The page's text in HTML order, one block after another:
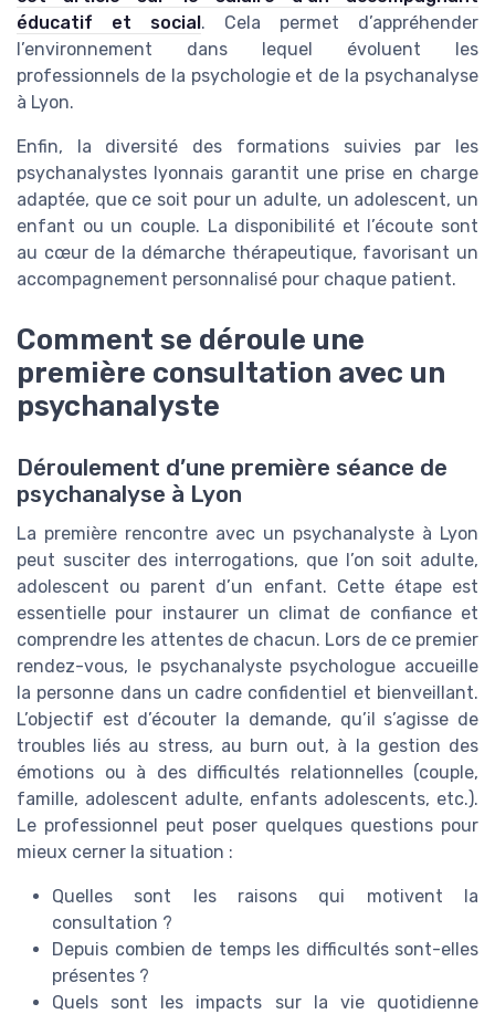
éducatif et social . Cela permet d’appréhender
l’environnement dans lequel évoluent les
professionnels de la psychologie et de la psychanalyse
à Lyon.
Enfin, la diversité des formations suivies par les
psychanalystes lyonnais garantit une prise en charge
adaptée, que ce soit pour un adulte, un adolescent, un
enfant ou un couple. La disponibilité et l’écoute sont
au cœur de la démarche thérapeutique, favorisant un
accompagnement personnalisé pour chaque patient.
Comment se déroule une
première consultation avec un
psychanalyste
Déroulement d’une première séance de
psychanalyse à Lyon
La première rencontre avec un psychanalyste à Lyon
peut susciter des interrogations, que l’on soit adulte,
adolescent ou parent d’un enfant. Cette étape est
essentielle pour instaurer un climat de confiance et
comprendre les attentes de chacun. Lors de ce premier
rendez-vous, le psychanalyste psychologue accueille
la personne dans un cadre confidentiel et bienveillant.
L’objectif est d’écouter la demande, qu’il s’agisse de
troubles liés au stress, au burn out, à la gestion des
émotions ou à des difficultés relationnelles (couple,
famille, adolescent adulte, enfants adolescents, etc.).
Le professionnel peut poser quelques questions pour
mieux cerner la situation :
Quelles sont les raisons qui motivent la
consultation ?
Depuis combien de temps les difficultés sont-elles
présentes ?
Quels sont les impacts sur la vie quotidienne